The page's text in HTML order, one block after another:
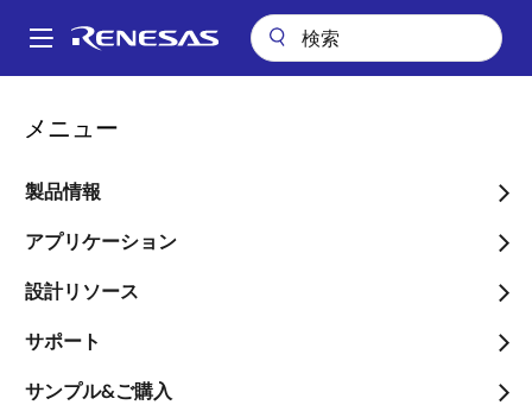
ン
Main
メニュー
製品情報
アプリケーション
設計リソース
サポート
サンプル&ご購入
パ
ン
く
ず